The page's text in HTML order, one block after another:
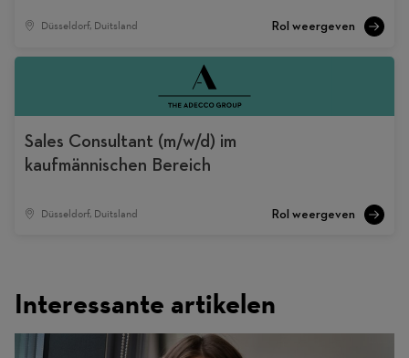
Düsseldorf, Duitsland
Sales Consultant (m/w/d) im
kaufmännischen Bereich
Düsseldorf, Duitsland
Interessante artikelen